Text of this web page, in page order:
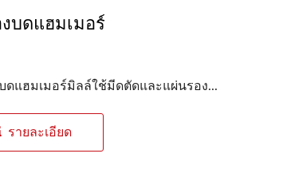
บดแฮมเมอร์
ดแฮมเมอร์มิลล์ใช้มีดตัดและแผ่นรอง...
รายละเอียด